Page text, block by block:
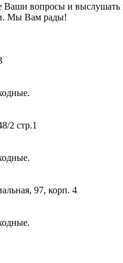
Ваши вопросы и
Мы Вам рады!
2 стр.1
97, корп. 4